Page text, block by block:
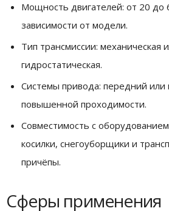
Мощность двигателей: от 20 до
зависимости от модели.
Тип трансмиссии: механическая
гидростатическая.
Системы привода: передний
повышенной проходимости.
Совместимость с
косилки, снегоуборщики и
причёпы.
Сферы применения